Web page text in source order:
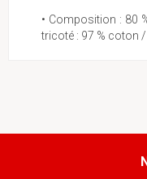
• Composition : 80
tricoté : 97 % coton /